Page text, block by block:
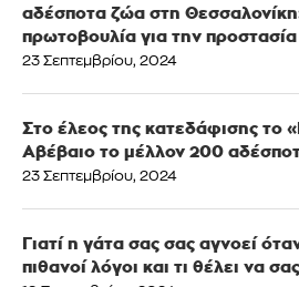
αδέσποτα ζώα στη
πρωτοβουλία για την
23 Σεπτεμβρίου, 2024
Στο έλεος της κατεδάφισης το
Αβέβαιο το μέλλον 200
23 Σεπτεμβρίου, 2024
Γιατί η γάτα σας σας αγνοεί
πιθανοί λόγοι και τι θέλει να